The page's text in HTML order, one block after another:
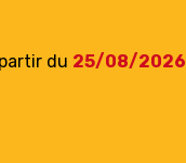
du 25/08/2026